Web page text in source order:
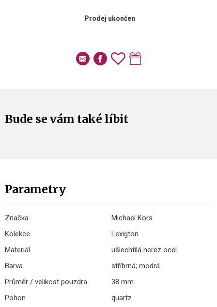
Prodej ukončen
Bude se vám také líbit
Parametry
Značka
Michael Kors
Kolekce
Lexigton
Materiál
ušlechtilá nerez ocel
Barva
stříbrná; modrá
Průměr / velikost pouzdra
38 mm
Pohon
quartz